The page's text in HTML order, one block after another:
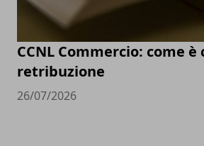
CCNL Commercio: come
retribuzione
26/07/2026